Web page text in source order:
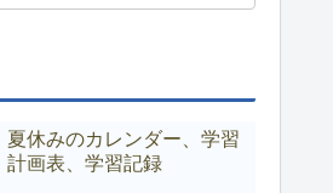
夏休みのカレンダー、学習
計画表、学習記録